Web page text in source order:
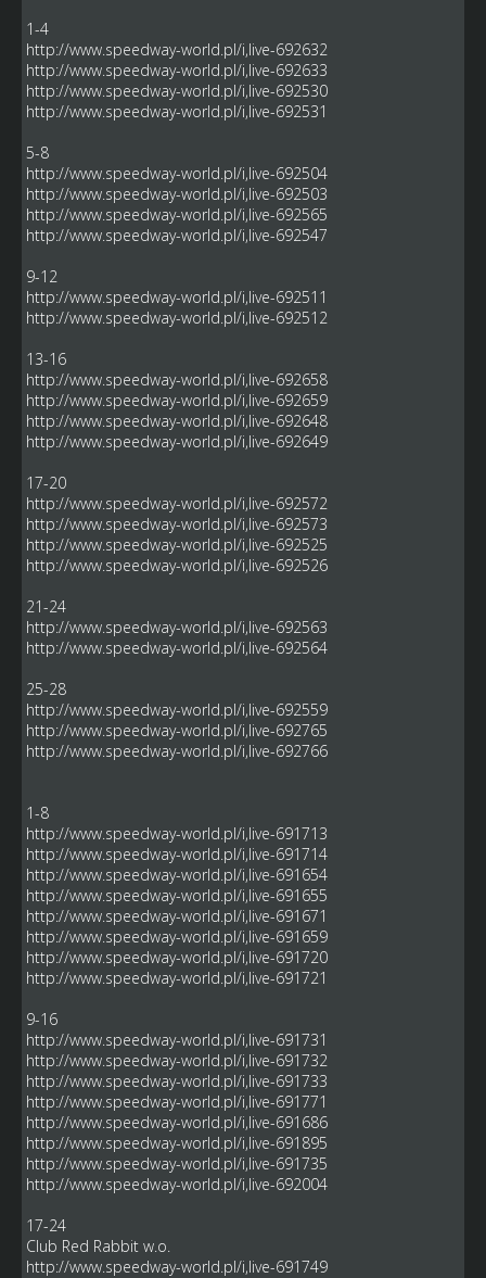
1-4
http://www.speedway-world.pl/i,live-692632
http://www.speedway-world.pl/i,live-692633
http://www.speedway-world.pl/i,live-692530
http://www.speedway-world.pl/i,live-692531
5-8
http://www.speedway-world.pl/i,live-692504
http://www.speedway-world.pl/i,live-692503
http://www.speedway-world.pl/i,live-692565
http://www.speedway-world.pl/i,live-692547
9-12
http://www.speedway-world.pl/i,live-692511
http://www.speedway-world.pl/i,live-692512
13-16
http://www.speedway-world.pl/i,live-692658
http://www.speedway-world.pl/i,live-692659
http://www.speedway-world.pl/i,live-692648
http://www.speedway-world.pl/i,live-692649
17-20
http://www.speedway-world.pl/i,live-692572
http://www.speedway-world.pl/i,live-692573
http://www.speedway-world.pl/i,live-692525
http://www.speedway-world.pl/i,live-692526
21-24
http://www.speedway-world.pl/i,live-692563
http://www.speedway-world.pl/i,live-692564
25-28
http://www.speedway-world.pl/i,live-692559
http://www.speedway-world.pl/i,live-692765
http://www.speedway-world.pl/i,live-692766
1-8
http://www.speedway-world.pl/i,live-691713
http://www.speedway-world.pl/i,live-691714
http://www.speedway-world.pl/i,live-691654
http://www.speedway-world.pl/i,live-691655
http://www.speedway-world.pl/i,live-691671
http://www.speedway-world.pl/i,live-691659
http://www.speedway-world.pl/i,live-691720
http://www.speedway-world.pl/i,live-691721
9-16
http://www.speedway-world.pl/i,live-691731
http://www.speedway-world.pl/i,live-691732
http://www.speedway-world.pl/i,live-691733
http://www.speedway-world.pl/i,live-691771
http://www.speedway-world.pl/i,live-691686
http://www.speedway-world.pl/i,live-691895
http://www.speedway-world.pl/i,live-691735
http://www.speedway-world.pl/i,live-692004
17-24
Club Red Rabbit w.o.
http://www.speedway-world.pl/i,live-691749